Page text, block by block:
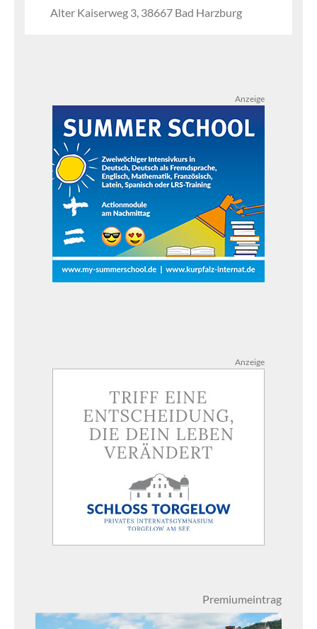
Alter Kaiserweg 3, 38667 Bad Harzburg
Anzeige
Anzeige
Premiumeintrag